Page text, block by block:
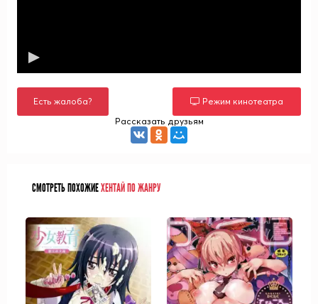
Есть жалоба?
Режим кинотеатра
Рассказать друзьям
СМОТРЕТЬ ПОХОЖИЕХЕНТАЙ ПО ЖАНРУ